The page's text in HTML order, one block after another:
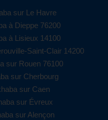
sur Le Havre
à Dieppe 76200
à Lisieux 14100
Saint-Clair 14200
sur Rouen 76100
sur Cherbourg
sur Caen
sur Évreux
sur Alençon